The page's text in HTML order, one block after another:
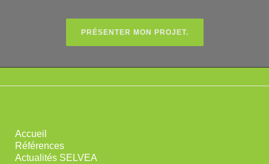
PRÉSENTER MON PROJET.
Accueil
Références
Actualités SELVEA